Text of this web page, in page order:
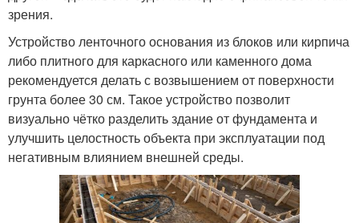
зрения.
Устройство ленточного основания из блоков или кирпича
либо плитного для каркасного или каменного дома
рекомендуется делать с возвышением от поверхности
грунта более 30 см. Такое устройство позволит
визуально чётко разделить здание от фундамента и
улучшить целостность объекта при эксплуатации под
негативным влиянием внешней среды.